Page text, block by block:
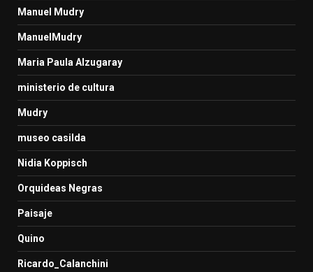
Manuel Mudry
ManuelMudry
Maria Paula Alzugaray
ministerio de cultura
Mudry
museo casilda
Nidia Koppisch
Orquideas Negras
Paisaje
Quino
Ricardo_Calanchini